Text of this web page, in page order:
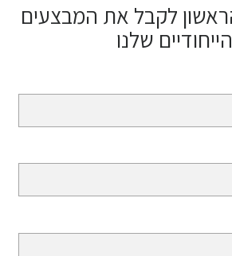
לקבל את המבצעים